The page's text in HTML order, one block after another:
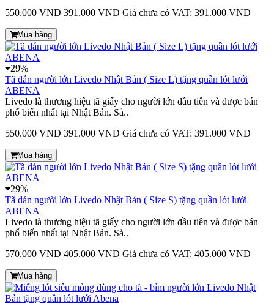
550.000 VND 391.000 VND Giá chưa có VAT: 391.000 VND
Mua hàng
29%
Tã dán người lớn Livedo Nhật Bản ( Size L) tặng quần lót lưới
ABENA
Livedo là thương hiệu tã giấy cho người lớn đầu tiên và được bán
phổ biến nhất tại Nhật Bản. Sả..
550.000 VND 391.000 VND Giá chưa có VAT: 391.000 VND
Mua hàng
29%
Tã dán người lớn Livedo Nhật Bản ( Size S) tặng quần lót lưới
ABENA
Livedo là thương hiệu tã giấy cho người lớn đầu tiên và được bán
phổ biến nhất tại Nhật Bản. Sả..
570.000 VND 405.000 VND Giá chưa có VAT: 405.000 VND
Mua hàng